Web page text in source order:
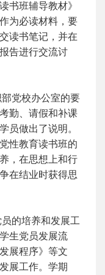
书班辅导教材》
为必读材料，要
读书笔记，并在
告进行交流讨
党校办公室的要
勤、请假和补课
员做出了说明。
性教育读书班的
，在思想上和行
在结业时获得思
的培养和发展工
生党员发展流
展程序》等文
展工作。学期